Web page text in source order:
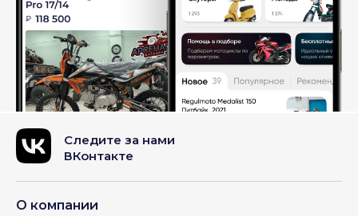
Следите за нами
ВКонтакте
О компании